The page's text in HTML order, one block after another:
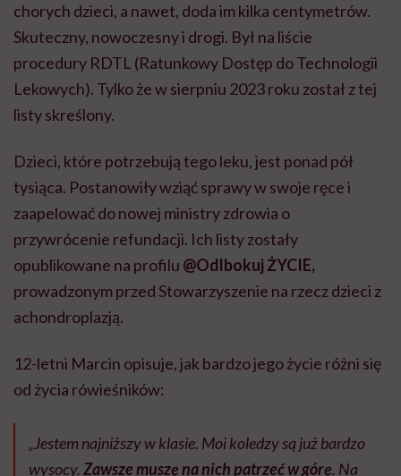
chorych dzieci, a nawet, doda im kilka centymetrów.
Skuteczny, nowoczesny i drogi. Był na liście
procedury RDTL (Ratunkowy Dostęp do Technologii
Lekowych). Tylko że w sierpniu 2023 roku został z tej
listy skreślony.
Dzieci, które potrzebują tego leku, jest ponad pół
tysiąca. Postanowiły wziąć sprawy w swoje ręce i
zaapelować do nowej ministry zdrowia o
przywrócenie refundacji. Ich listy zostały
opublikowane na profilu @Odlbokuj ŻYCIE,
prowadzonym przed Stowarzyszenie na rzecz dzieci z
achondroplazją.
12-letni Marcin opisuje, jak bardzo jego życie różni się
od życia rówieśników:
„Jestem najniższy w klasie. Moi koledzy są już bardzo
wysocy.Zawsze muszę na nich patrzeć w górę. Na